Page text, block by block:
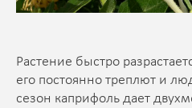
Растение быстро
его постоянно треплют и
сезон каприфоль дает